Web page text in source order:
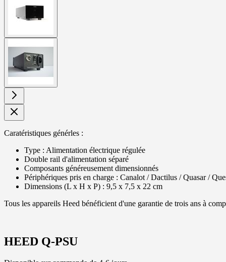
image
image
Caratéristiques générles :
Type : Alimentation électrique régulée
Double rail d'alimentation séparé
Composants généreusement dimensionnés
Périphériques pris en charge : Canalot / Dactilus / Quasar /
Dimensions (L x H x P) : 9,5 x 7,5 x 22 cm
Tous les appareils Heed bénéficient d'une garantie de trois ans à
HEED Q-PSU